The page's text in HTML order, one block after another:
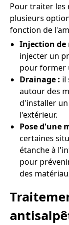
Pour traiter les
plusieurs
fonction de
Injection de
injecter un
pour former
Drainage : il
autour des
d'installer
l'extérieur.
Pose d'une
certaines
étanche à
pour
des